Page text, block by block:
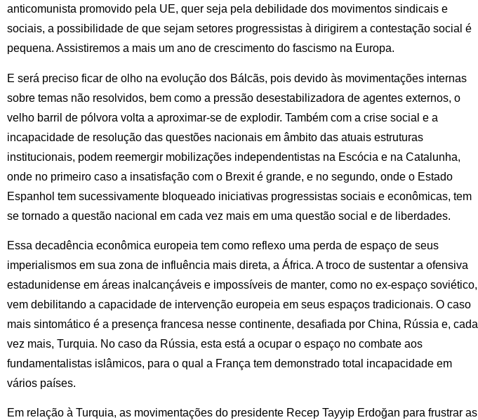
anticomunista promovido pela UE, quer seja pela debilidade dos movimentos sindicais e
sociais, a possibilidade de que sejam setores progressistas à dirigirem a contestação social é
pequena. Assistiremos a mais um ano de crescimento do fascismo na Europa.
E será preciso ficar de olho na evolução dos Bálcãs, pois devido às movimentações internas
sobre temas não resolvidos, bem como a pressão desestabilizadora de agentes externos, o
velho barril de pólvora volta a aproximar-se de explodir. Também com a crise social e a
incapacidade de resolução das questões nacionais em âmbito das atuais estruturas
institucionais, podem reemergir mobilizações independentistas na Escócia e na Catalunha,
onde no primeiro caso a insatisfação com o Brexit é grande, e no segundo, onde o Estado
Espanhol tem sucessivamente bloqueado iniciativas progressistas sociais e econômicas, tem
se tornado a questão nacional em cada vez mais em uma questão social e de liberdades.
Essa decadência econômica europeia tem como reflexo uma perda de espaço de seus
imperialismos em sua zona de influência mais direta, a África. A troco de sustentar a ofensiva
estadunidense em áreas inalcançáveis e impossíveis de manter, como no ex-espaço soviético,
vem debilitando a capacidade de intervenção europeia em seus espaços tradicionais. O caso
mais sintomático é a presença francesa nesse continente, desafiada por China, Rússia e, cada
vez mais, Turquia. No caso da Rússia, esta está a ocupar o espaço no combate aos
fundamentalistas islâmicos, para o qual a França tem demonstrado total incapacidade em
vários países.
Em relação à Turquia, as movimentações do presidente Recep Tayyip Erdoğan para frustrar as